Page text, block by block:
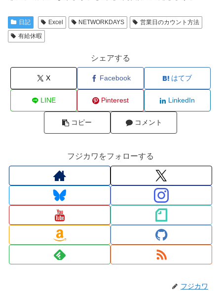
日記 Excel NETWORKDAYS
営業日のカウント方法
有給休暇
シェアする
X Facebook はてブ
LINE Pinterest LinkedIn
コピー コメント
フジカワをフォローする
フジカワ